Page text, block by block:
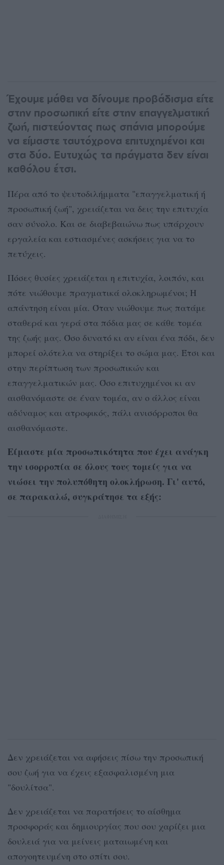
Έχουμε μάθει να δίνουμε προβάδισμα είτε
στην προσωπική είτε στην επαγγελματική
ζωή, πιστεύοντας πως σπάνια μπορούμε
να είμαστε ταυτόχρονα επιτυχημένοι και
στα δύο. Ευτυχώς τα πράγματα δεν είναι
καθόλου έτσι.
Πέρα από το ψευτοδιλήμματα "επαγγελματική ή
προσωπική ζωή", χρειάζεται να δεις την επιτυχία
σαν σύνολο. Και σε διαβεβαιώνω πως υπάρχουν
εργαλεία και εστιασμένες ασκήσεις για να το
πετύχεις.
Πόσες θυσίες χρειάζεται η επιτυχία, λοιπόν, και
πότε νιώθουμε πραγματικά ολοκληρωμένοι; Η
απάντηση είναι μία. Όταν νιώθουμε πως πατάμε
σταθερά και γερά στα πόδια μας σε κάθε τομέα
της ζωής μας. Όσο δυνατό κι αν είναι ένα πόδι, δεν
μπορεί ολότελα να στηρίξει το σώμα μας. Έτσι και
στην περίπτωση των προσωπικών και
επαγγελματικών μας. Όσο επιτυχημένοι κι αν
αισθανόμαστε σε έναν τομέα, αν ο άλλος είναι
αδύναμος και ατροφικός, πάλι ανισόρροποι θα
αισθανόμαστε.
Είμαστε μία προσωπικότητα που έχει ανάγκη
την ισορροπία σε όλους τους τομείς για να
νιώσει την πολυπόθητη ολοκλήρωση. Γι' αυτό,
σε παρακαλώ, συγκράτησε τα εξής:
Δεν χρειάζεται να αφήσεις πίσω την προσωπική
σου ζωή για να έχεις εξασφαλισμένη μια
"δουλίτσα".
Δεν χρειάζεται να παρατήσεις το αίσθημα
προσφοράς και δημιουργίας που σου χαρίζει μια
δουλειά για να μείνεις ματαιωμένη και
απογοητευμένη στο σπίτι σου.